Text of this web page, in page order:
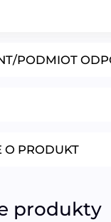
PODMIOT
O PRODUKT
produkty